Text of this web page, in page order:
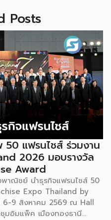
Posts
แฟรนไชส์ ร่วมงาน
2026 มอบรางวัล
Award
าณิชย์ นำธุรกิจแฟรนไชส์ 50
Expo Thailand by
6-9 สิงหาคม 2569 ณ Hall
มอิมแพ็ค เมืองทองธานี